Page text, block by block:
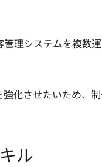
理システムを複数運
化させたいため、
ル